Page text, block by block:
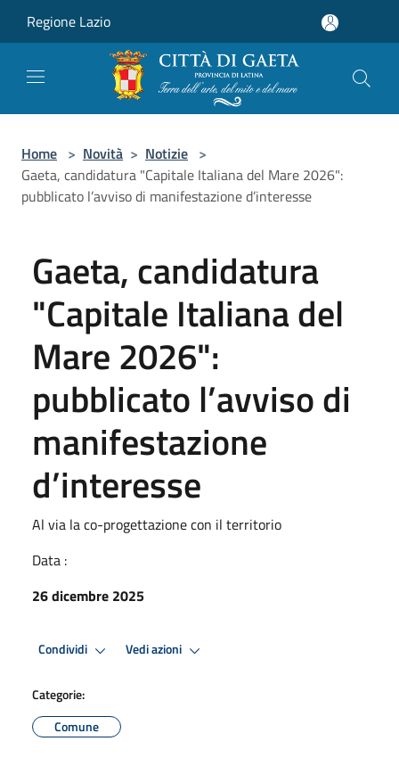
Regione Lazio
Home > Novità > Notizie >
Gaeta, candidatura "Capitale Italiana del Mare 2026":
pubblicato l’avviso di manifestazione d’interesse
Gaeta, candidatura
"Capitale Italiana del
Mare 2026":
pubblicato l’avviso di
manifestazione
d’interesse
Al via la co-progettazione con il territorio
Data :
26 dicembre 2025
Condividi Vedi azioni
Categorie:
Comune